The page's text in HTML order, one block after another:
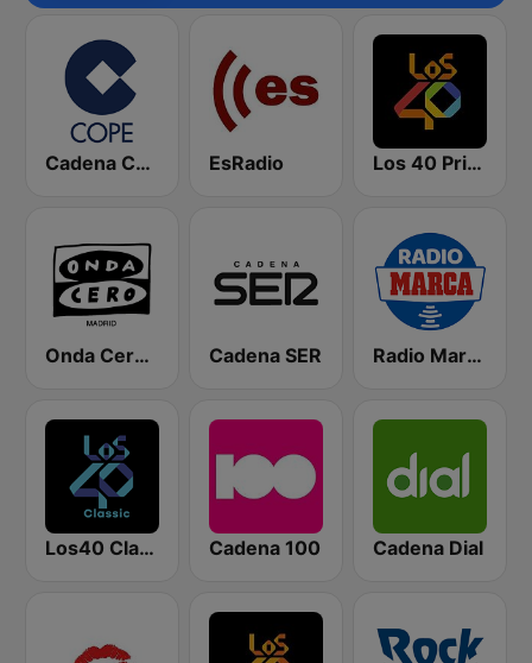
Cadena COPE EsRadio Los 40 Principales
Onda Cero Madrid Cadena SER Radio Marca Nacional
Los40 Classic Cadena 100 Cadena Dial